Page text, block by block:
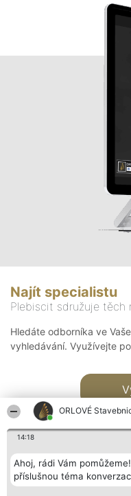
ORLOVÉ
14:18
Ahoj, rádi Vám
příslušnou téma
Najít specialistu
Plebiscit sdružuje těch
Hledáte odborníka ve
vyhledávání. Využívejte